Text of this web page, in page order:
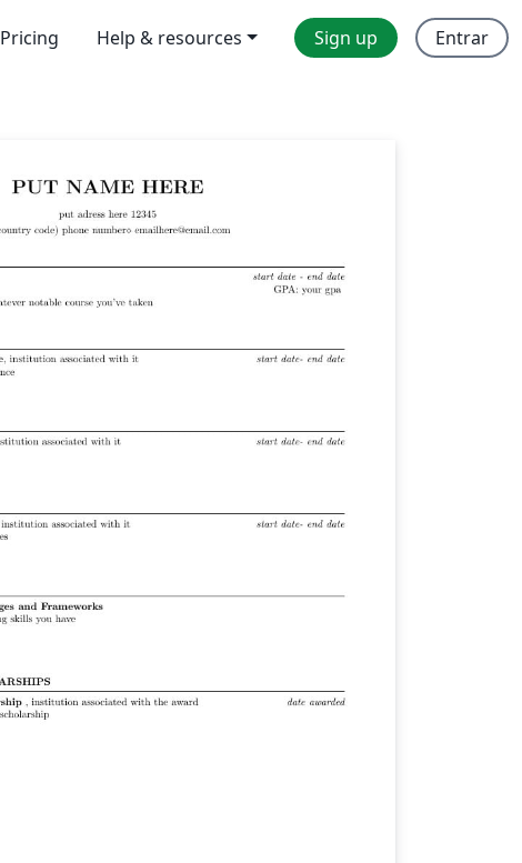
Pricing Help & resources Sign up Entrar